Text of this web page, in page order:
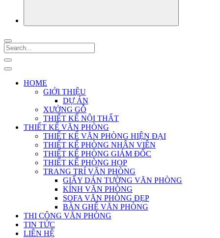
HOME
GIỚI THIỆU
DỰ ÁN
XƯỞNG GỖ
THIẾT KẾ NỘI THẤT
THIẾT KẾ VĂN PHÒNG
THIẾT KẾ VĂN PHÒNG HIỆN ĐẠI
THIẾT KẾ PHÒNG NHÂN VIÊN
THIẾT KẾ PHÒNG GIÁM ĐỐC
THIẾT KẾ PHÒNG HỌP
TRANG TRÍ VĂN PHÒNG
GIẤY DÁN TƯỜNG VĂN PHÒNG
KÍNH VĂN PHÒNG
SOFA VĂN PHÒNG ĐẸP
BÀN GHẾ VĂN PHÒNG
THI CÔNG VĂN PHÒNG
TIN TỨC
LIÊN HỆ